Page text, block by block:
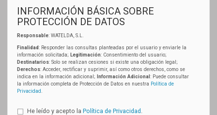
INFORMACIÓN BÁSICA SOBRE
PROTECCIÓN DE DATOS
Responsable: WATELDA, S.L.
Finalidad: Responder las consultas planteadas por el usuario y enviarle la
información solicitada; Legitimación: Consentimiento del usuario;
Destinatarios: Solo se realizan cesiones si existe una obligación legal;
Derechos: Acceder, rectificar y suprimir, así como otros derechos, como se
indica en la información adicional;
Información Adicional : Puede consultar
la información completa de Protección de Datos en nuestra Política de
Privacidad
He leído y acepto la Política de Privacidad